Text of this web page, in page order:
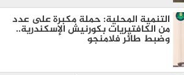
التنمية المحلية: حملة مكبرة على عدد
من الكافتيريات بكورنيش الإسكندرية..
وضبط طائر فلامنجو